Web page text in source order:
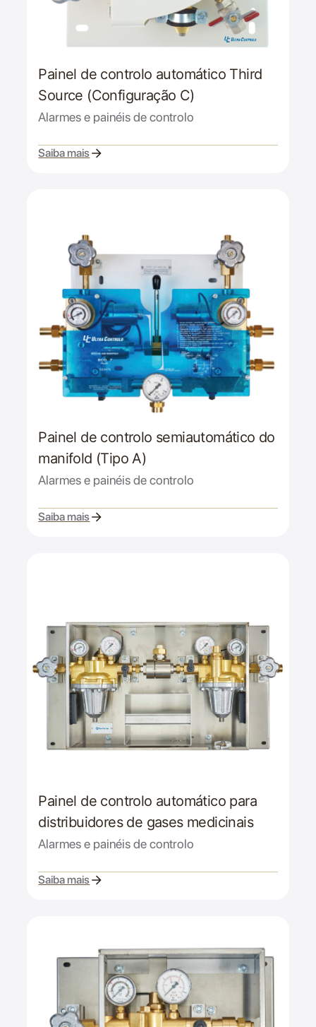
Painel de controlo automático Third
Source (Configuração C)
Alarmes e painéis de controlo
Saiba mais
Painel de controlo semiautomático do
manifold (Tipo A)
Alarmes e painéis de controlo
Saiba mais
Painel de controlo automático para
distribuidores de gases medicinais
Alarmes e painéis de controlo
Saiba mais